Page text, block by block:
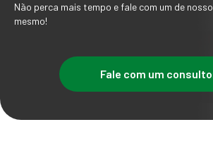
Não perca mais tempo e fale com um de
mesmo!
Fale com um